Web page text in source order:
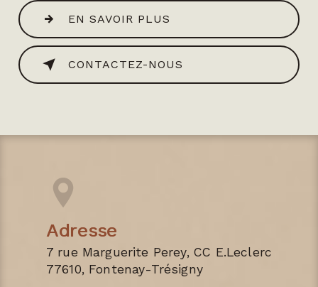
EN SAVOIR PLUS
CONTACTEZ-NOUS
Adresse
7 rue Marguerite Perey, CC E.Leclerc
77610, Fontenay-Trésigny